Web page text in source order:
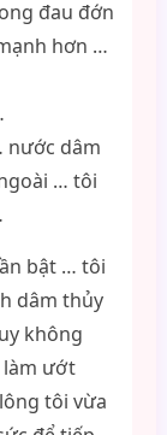
đau đớn
hơn …
nước dâm
… tôi
bật … tôi
dâm thủy
không
ướt
tôi vừa